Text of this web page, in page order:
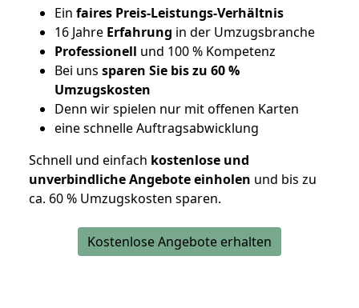
Ein faires Preis-Leistungs-Verhältnis
16 Jahre Erfahrung in der Umzugsbranche
Professionell und 100 % Kompetenz
Bei uns sparen Sie bis zu 60 %
Umzugskosten
Denn wir spielen nur mit offenen Karten
eine schnelle Auftragsabwicklung
Schnell und einfach kostenlose und
unverbindliche Angebote einholen und bis zu
ca. 60 % Umzugskosten sparen.
Kostenlose Angebote erhalten